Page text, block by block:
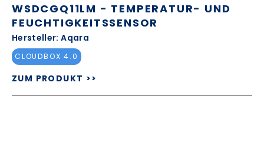
WSDCGQ11LM - TEMPERATUR- UND
FEUCHTIGKEITSSENSOR
Hersteller: Aqara
CLOUDBOX 4.0
ZUM PRODUKT >>